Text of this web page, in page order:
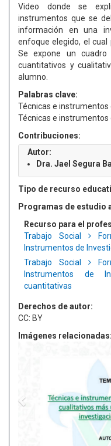
Video donde se
instrumentos que se
información en una
enfoque elegido, el cual
Se expone un
cuantitativos y
alumno.
Palabras clave:
Técnicas e instrumentos
Técnicas e
Contribuciones:
Autor:
Dra. Jael Segura
Tipo de recurso
Programas de estudio
Recurso para el
Trabajo Social
Instrumentos de
Trabajo Social
Instrumentos de
cuantitativas
Derechos de autor:
CC: BY
Imágenes relacionadas: